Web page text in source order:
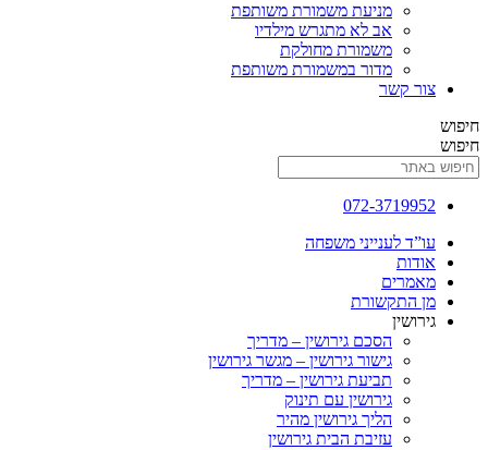
מניעת משמורת משותפת
אב לא מתגרש מילדיו
משמורת מחולקת
מדור במשמורת משותפת
072-
לענייני משפחה
הסכם גירושין – מדריך
גישור גירושין – מגשר גירושין
תביעת גירושין – מדריך
גירושין עם תינוק
הליך גירושין מהיר
עזיבת הבית גירושין